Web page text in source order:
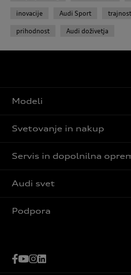
inovacije Audi Sport
prihodnost Audi doživetja
Modeli
Svetovanje in nakup
Servis in dopolnilna
Audi svet
Podpora